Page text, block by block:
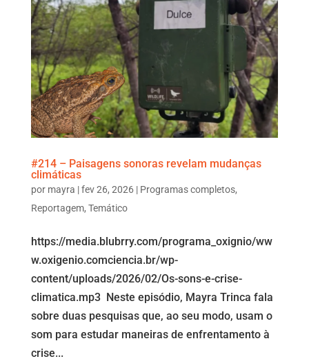
#214 – Paisagens sonoras revelam mudanças
climáticas
por mayra |fev 26, 2026| Programas completos,
Reportagem, Temático
https://media.blubrry.com/programa_oxignio/ww
w.oxigenio.comciencia.br/wp-
content/uploads/2026/02/Os-sons-e-crise-
climatica.mp3 Neste episódio, Mayra Trinca fala
sobre duas pesquisas que, ao seu modo, usam o
som para estudar maneiras de enfrentamento à
crise...